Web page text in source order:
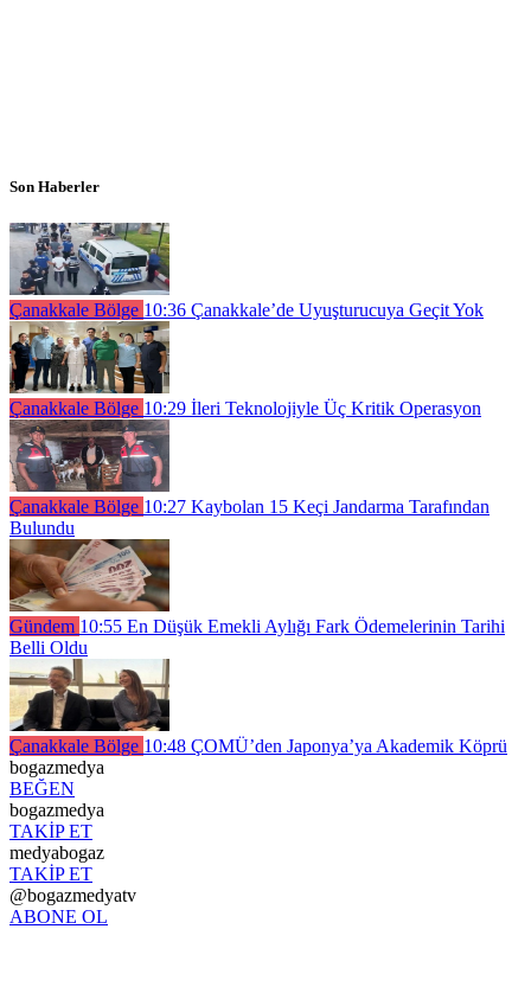
Son Haberler
Çanakkale Bölge 10:36 Çanakkale’de Uyuşturucuya Geçit Yok
Çanakkale Bölge 10:29 İleri Teknolojiyle Üç Kritik Operasyon
Çanakkale Bölge 10:27 Kaybolan 15 Keçi Jandarma Tarafından
Bulundu
Gündem 10:55 En Düşük Emekli Aylığı Fark Ödemelerinin Tarihi
Belli Oldu
Çanakkale Bölge 10:48 ÇOMÜ’den Japonya’ya Akademik Köprü
bogazmedya
BEĞEN
bogazmedya
TAKİP ET
medyabogaz
TAKİP ET
@bogazmedyatv
ABONE OL